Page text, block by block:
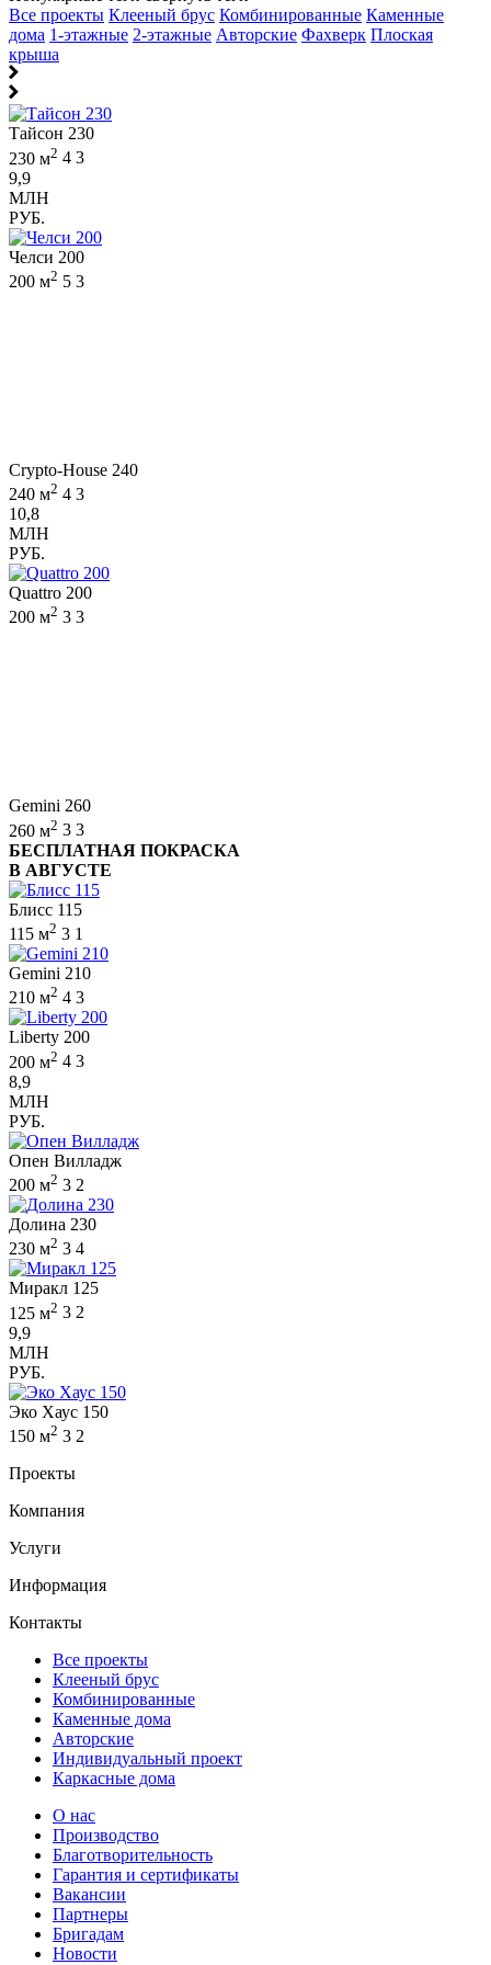
Все проекты Клееный брус Комбинированные Каменные
дома 1-этажные 2-этажные Авторские Фахверк Плоская
крыша
Тайсон 230
230 м2 4 3
9,9
МЛН
РУБ.
Челси 200
200 м2 5 3
Crypto-House 240
240 м2 4 3
10,8
МЛН
РУБ.
Quattro 200
200 м2 3 3
Gemini 260
260 м2 3 3
БЕСПЛАТНАЯ ПОКРАСКА
В АВГУСТЕ
Блисс 115
115 м2 3 1
Gemini 210
210 м2 4 3
Liberty 200
200 м2 4 3
8,9
МЛН
РУБ.
Опен Вилладж
200 м2 3 2
Долина 230
230 м2 3 4
Миракл 125
125 м2 3 2
9,9
МЛН
РУБ.
Эко Хаус 150
150 м2 3 2
Проекты
Компания
Услуги
Информация
Контакты
Все проекты
Клееный брус
Комбинированные
Каменные дома
Авторские
Индивидуальный проект
Каркасные дома
О нас
Производство
Благотворительность
Гарантия и сертификаты
Вакансии
Партнеры
Бригадам
Новости